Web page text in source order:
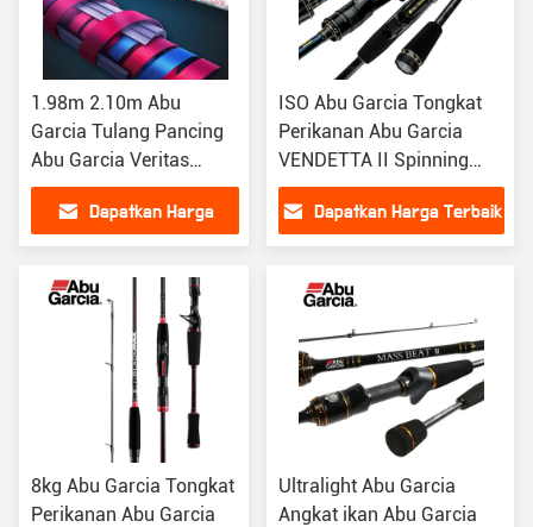
1.98m 2.10m Abu
Garcia Tulang Pancing
Abu Garcia Veritas
Tulang Carbon Spinning
Tulang Pancing
Dapatkan Harga
ISO Abu Garcia Tongkat
Perikanan Abu Garcia
VENDETTA II Spinning
Casting Lure Rod
Dapatkan Harga Terbaik
8kg Abu Garcia Tongkat
Perikanan Abu Garcia
Ultralight Abu Garcia
Angkat ikan Abu Garcia